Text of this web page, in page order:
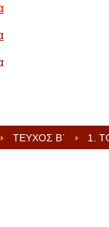
ΤΕΎΧΟΣ Β΄ 1.